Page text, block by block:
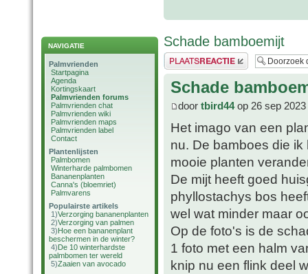
NAVIGATIE
Palmvrienden
Startpagina
Agenda
Kortingskaart
Palmvrienden forums
Palmvrienden chat
Palmvrienden wiki
Palmvrienden maps
Palmvrienden label
Contact
Plantenlijsten
Palmbomen
Winterharde palmbomen
Bananenplanten
Canna's (bloemriet)
Palmvarens
Populairste artikels
1)Verzorging bananenplanten
2)Verzorging van palmen
3)Hoe een bananenplant
beschermen in de winter?
4)De 10 winterhardste
palmbomen ter wereld
5)Zaaien van avocado
Schade bamboemijt
Plaats een reactie
Schade
door tbird44op 26 sep 2023
Het imago van een
nu. De bamboes die
mooie planten
De mijt heeft goed
phyllostachys bos
wel wat minder maar
Op de foto's is de
1 foto met een halm
knip nu een flink deel